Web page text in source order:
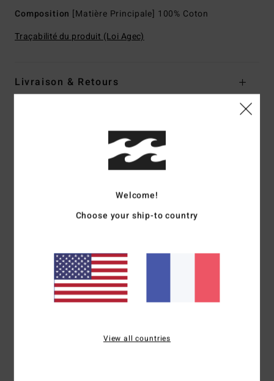
Composition [Matière Principale] 100% Coton
Traçabilité du produit (Loi Agec)
Livraison & Retours
5.0/5
100% de nos clients recommandent ce produit
Confort
NaN
Welcome!
Choose your ship-to country
View all countries